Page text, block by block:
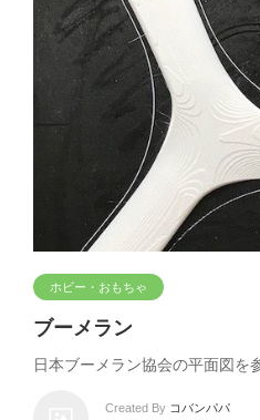
ホビー・おもちゃ
ブーメラン
日本ブーメラン協会の平面図を
Created By コバンパパ